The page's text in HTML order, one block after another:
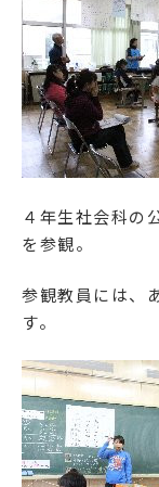
４年生社会科の
を参観。
参観教員には、
す。